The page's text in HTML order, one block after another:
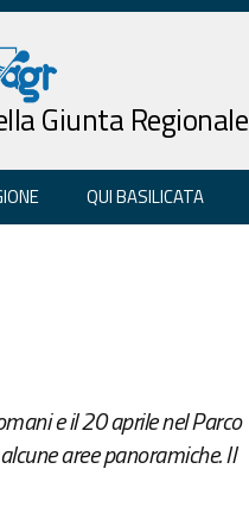
Giunta Regionale
QUI BASILICATA
e il 20 aprile nel Parco
aree panoramiche. Il